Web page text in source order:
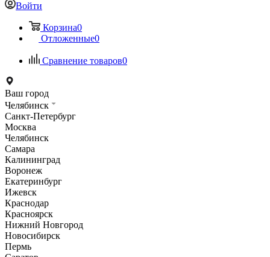
Войти
Корзина0
Отложенные0
Сравнение товаров0
Ваш город
Челябинск
Санкт-Петербург
Москва
Челябинск
Самара
Калининград
Воронеж
Екатеринбург
Ижевск
Краснодар
Красноярск
Нижний Новгород
Новосибирск
Пермь